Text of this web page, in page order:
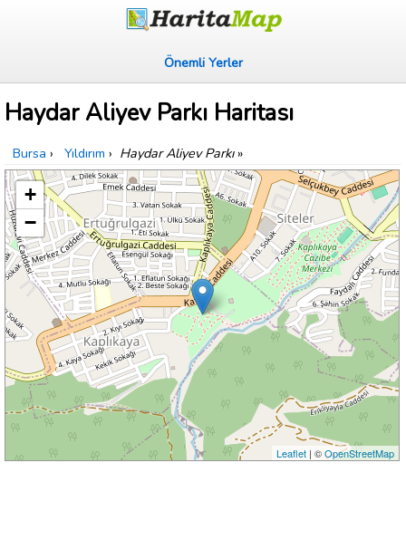
Önemli Yerler
Haydar Aliyev Parkı Haritası
Bursa › Yıldırım › Haydar Aliyev Parkı»
+
−
Leaflet| ©OpenStreetMap